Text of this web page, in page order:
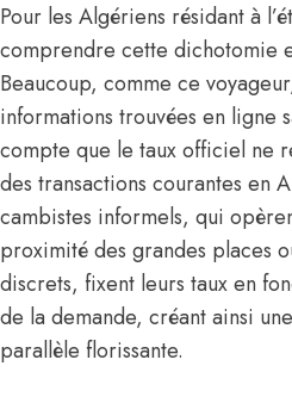
Pour les Algériens résidant à
comprendre cette dichotomie
Beaucoup, comme ce
informations trouvées en ligne
compte que le taux officiel ne
des transactions courantes en
cambistes informels, qui
proximité des grandes places
discrets, fixent leurs taux en
de la demande, créant ainsi
parallèle florissante.